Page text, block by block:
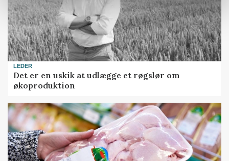
LEDER
Det er en uskik at udlægge et røgslør om
økoproduktion